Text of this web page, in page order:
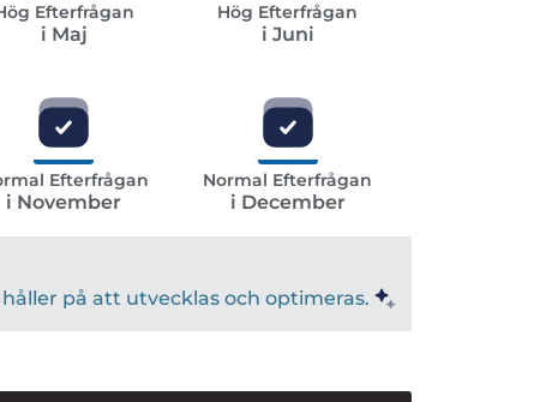
Efterfrågan
i Maj
Hög Efterfrågan
i Juni
Efterfrågan
i November
Normal Efterfrågan
i December
på att utvecklas och optimeras.